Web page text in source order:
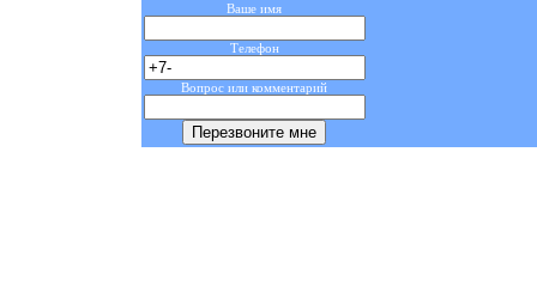
Ваше имя
Телефон
Вопрос или комментарий